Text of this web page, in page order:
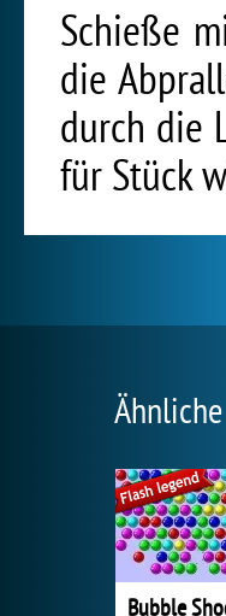
Schieße
die
durch die
für Stück
Bubble